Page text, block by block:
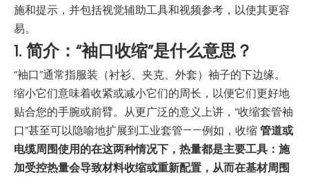
施和提示，并包括视觉辅助工具和视频参考，以使其更容
易。
1. 简介：“袖口收缩”是什么意思？
“袖口”通常指服装（衬衫、夹克、外套）袖子的下边缘。
缩小它们意味着收紧或减小它们的周长，以便它们更好地
贴合您的手腕或前臂。从更广泛的意义上讲，“收缩套管袖
口”甚至可以隐喻地扩展到工业套管——例如，收缩管道或
电缆周围使用的在这两种情况下，热量都是主要工具：施
加受控热量会导致材料收缩或重新配置，从而在基材周围